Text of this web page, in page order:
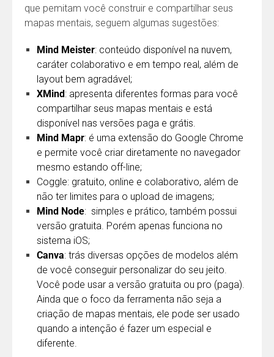
que pemitam você construir e compartilhar seus
mapas mentais, seguem algumas sugestões:
Mind Meister: conteúdo disponível na nuvem,
caráter colaborativo e em tempo real, além de
layout bem agradável;
XMind: apresenta diferentes formas para você
compartilhar seus mapas mentais e está
disponível nas versões paga e grátis.
Mind Mapr: é uma extensão do Google Chrome
e permite você criar diretamente no navegador
mesmo estando off-line;
Coggle: gratuito, online e colaborativo, além de
não ter limites para o upload de imagens;
Mind Node: simples e prático, também possui
versão gratuita. Porém apenas funciona no
sistema iOS;
Canva: trás diversas opções de modelos além
de você conseguir personalizar do seu jeito.
Você pode usar a versão gratuita ou pro (paga).
Ainda que o foco da ferramenta não seja a
criação de mapas mentais, ele pode ser usado
quando a intenção é fazer um especial e
diferente.